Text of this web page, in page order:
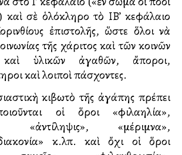
καὶ σὲ ὁλόκληρο τὸ ΙΒ’ κεφάλαιο
ἐπιστολῆς, ὥστε ὅλοι νὰ
τῆς χάριτος καὶ τῶν κοινῶν
καὶ ὑλικῶν ἀγαθῶν, ἄποροι,
καὶ λοιποὶ πάσχοντες.
κιβωτὸ τῆς ἀγάπης πρέπει
οἱ ὅροι «φιλαλληλία»,
«ἀντίληψις», «μέριμνα»,
κ.λπ. καὶ ὄχι οἱ ὅροι